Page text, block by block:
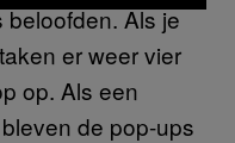
beloofden. Als je
er weer vier
op. Als een
de pop-ups